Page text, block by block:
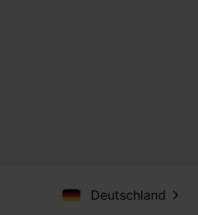
Deutschland